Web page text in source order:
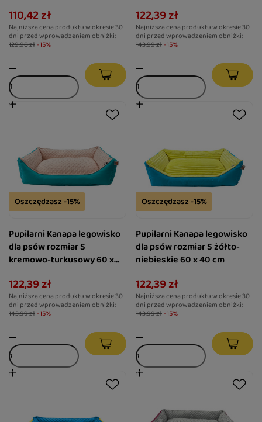
110,42 zł
Najniższa cena produktu w okresie 30
dni przed wprowadzeniem obniżki:
129,90 zł -15%
122,39 zł
Najniższa cena produktu w okresie 30
dni przed wprowadzeniem obniżki:
143,99 zł -15%
Oszczędzasz -15%
Pupilarni Kanapa legowisko
dla psów rozmiar S
kremowo-turkusowy 60 x
122,39 zł
Najniższa cena produktu w okresie 30
dni przed wprowadzeniem obniżki:
143,99 zł -15%
Oszczędzasz -15%
Pupilarni Kanapa legowisko
dla psów rozmiar S żółto-
niebieskie 60 x 40 cm
122,39 zł
Najniższa cena produktu w okresie 30
dni przed wprowadzeniem obniżki:
143,99 zł -15%